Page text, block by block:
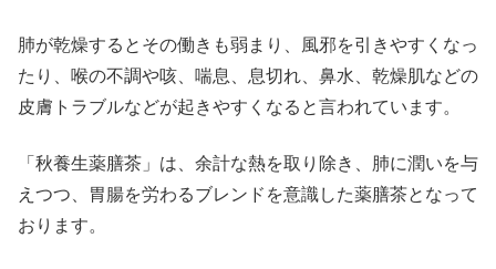
肺が乾燥するとその働きも弱まり、風邪を引きやすくなっ
たり、喉の不調や咳、喘息、息切れ、鼻水、乾燥肌などの
皮膚トラブルなどが起きやすくなると言われています。
「秋養生薬膳茶」は、余計な熱を取り除き、肺に潤いを与
えつつ、胃腸を労わるブレンドを意識した薬膳茶となって
おります。